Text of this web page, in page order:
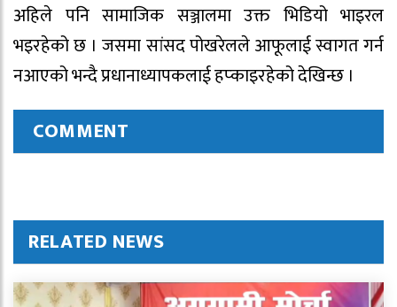
अहिले पनि सामाजिक सञ्जालमा उक्त भिडियो भाइरल
भइरहेको छ । जसमा सांसद पोखरेलले आफूलाई स्वागत गर्न
नआएको भन्दै प्रधानाध्यापकलाई हप्काइरहेको देखिन्छ ।
COMMENT
RELATED NEWS